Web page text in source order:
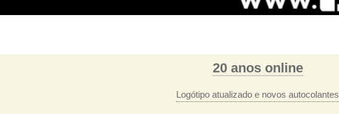
20 anos online
Logótipo atualizado e novos autocolantes